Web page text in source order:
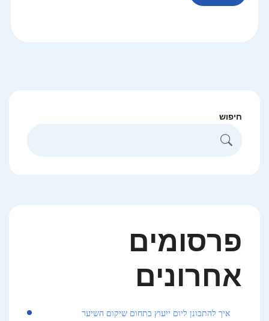
חיפוש
פרסומים
אחרונים
איך להתכונן ליום ייעוץ בתחום שיקום השיער